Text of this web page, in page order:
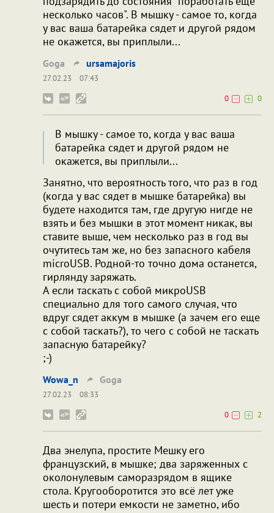
несколько часов". В мышку - самое то, когда
у вас ваша батарейка сядет и другой рядом
не окажется, вы приплыли...
Goga ursamajoris
27.02.23
07:43
0
0
В мышку - самое то, когда у вас ваша
батарейка сядет и другой рядом не
окажется, вы приплыли...
Занятно, что вероятность того, что раз в год
(когда у вас сядет в мышке батарейка) вы
будете находится там, где другую нигде не
взять и без мышки в этот момент никак, вы
ставите выше, чем несколько раз в год вы
очутитесь там же, но без запасного кабеля
microUSB. Родной-то точно дома останется,
гирлянду заряжать.
А если таскать с собой микроUSB
специально для того самого случая, что
вдруг сядет аккум в мышке (а зачем его еще
с собой таскать?), то чего с собой не таскать
запасную батарейку?
;-)
Wowa_n Goga
27.02.23
08:33
0
2
Два энелупа, простите Мешку его
французский, в мышке; два заряженных с
околонулевым саморазрядом в ящике
стола. Кругооборотится это всё лет уже
шесть и потери емкости не заметно, ибо